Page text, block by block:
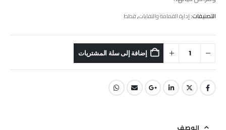
التصنيفات:إدارة القمامة والنفايات,قطط
إضافة إلى سلة المشتريات
الوصف